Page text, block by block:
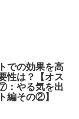
での効果を高
性は？【オス
：やる気を出
編その②】